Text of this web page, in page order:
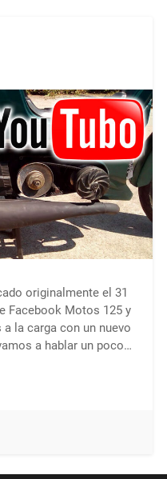
originalmente el 31
Facebook Motos 125 y
la carga con un nuevo
a hablar un poco…